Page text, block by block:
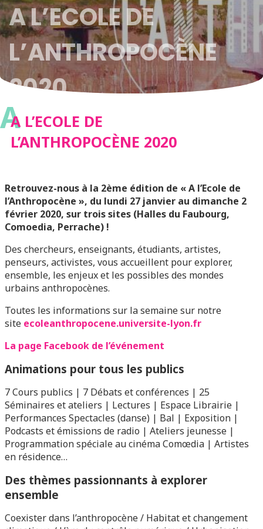
A L’ECOLE DE
L’ANTHROPOCÈNE
2020
AA L’ECOLE DE
L’ANTHROPOCÈNE 2020
Retrouvez-nous à la 2ème édition de « A l’Ecole de
l’Anthropocène », du lundi 27 janvier au dimanche 2
février 2020, sur trois sites (Halles du Faubourg,
Comoedia, Perrache) !
Des chercheurs, enseignants, étudiants, artistes,
penseurs, activistes, vous accueillent pour explorer,
ensemble, les enjeux et les possibles des mondes
urbains anthropocènes.
Toutes les informations sur la semaine sur notre
site ecoleanthropocene.universite-lyon.fr
La page Facebook de l’événement
Animations pour tous les publics
7 Cours publics | 7 Débats et conférences | 25
Séminaires et ateliers | Lectures | Espace Librairie |
Performances Spectacles (danse) | Bal | Exposition |
Podcasts et émissions de radio | Ateliers jeunesse |
Programmation spéciale au cinéma Comœdia | Artistes
en résidence…
Des thèmes passionnants à explorer
ensemble
Coexister dans l’anthropocène / Habitat et changement